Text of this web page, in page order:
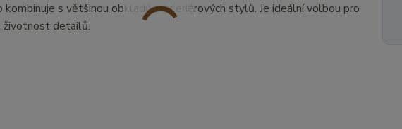
s většinou obkladů a interiérových stylů. Je ideální volbou pro
životnost detailů.